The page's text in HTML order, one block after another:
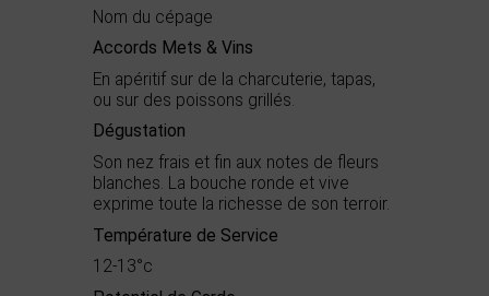
Nom du cépage
Accords Mets & Vins
En apéritif sur de la charcuterie, tapas,
ou sur des poissons grillés.
Dégustation
Son nez frais et fin aux notes de fleurs
blanches. La bouche ronde et vive
exprime toute la richesse de son terroir.
Température de Service
12-13°c